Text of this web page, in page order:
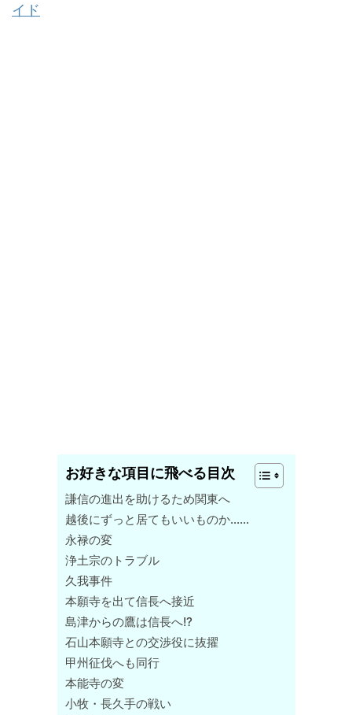
イド
お好きな項目に飛べる目次
謙信の進出を助けるため関東へ
越後にずっと居てもいいものか……
永禄の変
浄土宗のトラブル
久我事件
本願寺を出て信長へ接近
島津からの鷹は信長へ!?
石山本願寺との交渉役に抜擢
甲州征伐へも同行
本能寺の変
小牧・長久手の戦い